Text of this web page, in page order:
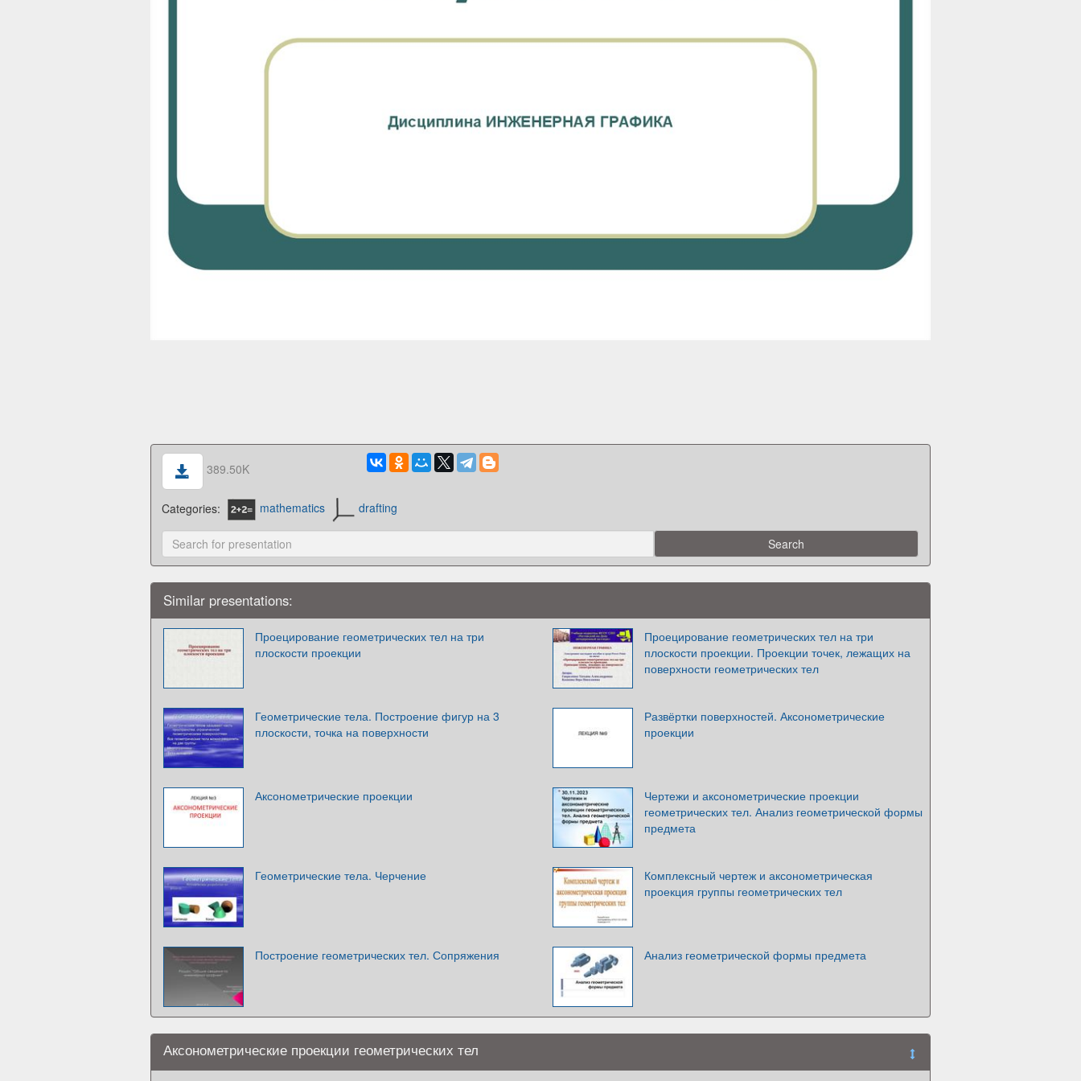
389.50K
Categories: mathematics drafting
Similar presentations:
Проецирование геометрических тел на три
плоскости проекции
Проецирование геометрических тел на три
плоскости проекции. Проекции точек, лежащих на
поверхности геометрических тел
Геометрические тела. Построение фигур на 3
плоскости, точка на поверхности
Развёртки поверхностей. Аксонометрические
проекции
Аксонометрические проекции
Чертежи и аксонометрические проекции
геометрических тел. Анализ геометрической формы
предмета
Геометрические тела. Черчение
Комплексный чертеж и аксонометрическая
проекция группы геометрических тел
Построение геометрических тел. Сопряжения Анализ геометрической формы предмета
Аксонометрические проекции геометрических тел